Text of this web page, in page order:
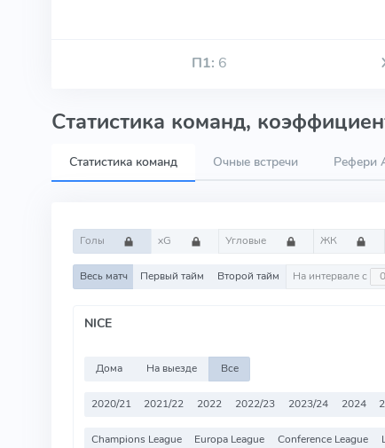
П1: 6
Статистика команд,
Статистика команд Очные встречи Рефери
Голы xG Угловые ЖК
Весь матч Первый тайм Второй тайм На интервале с
NICE
Дома На выезде Все
2020/21 2021/22 2022 2022/23 2023/24 2024
Champions League Europa League Conference League